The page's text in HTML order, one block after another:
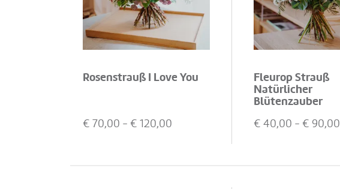
Rosenstrauß I Love You
€ 70,00 - € 120,00
Fleurop Strauß
Natürlicher
Blütenzauber
€ 40,00 - € 90,00